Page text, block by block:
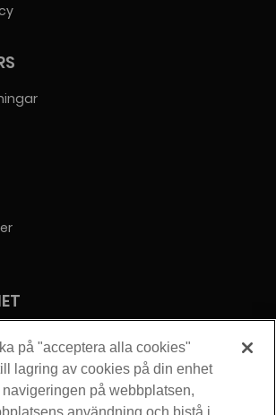
på "acceptera alla cookies"
lagring av cookies på din enhet
navigeringen på webbplatsen,
användning och bistå i